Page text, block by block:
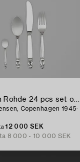
A Johan Rohde 24 pcs set of 'Acorn' flatware,
Copenhagen 1945-
12 000 SEK
8 000 - 10 000 SEK